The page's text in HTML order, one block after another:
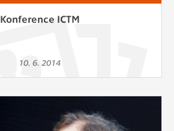
Konference ICTM
10. 6. 2014